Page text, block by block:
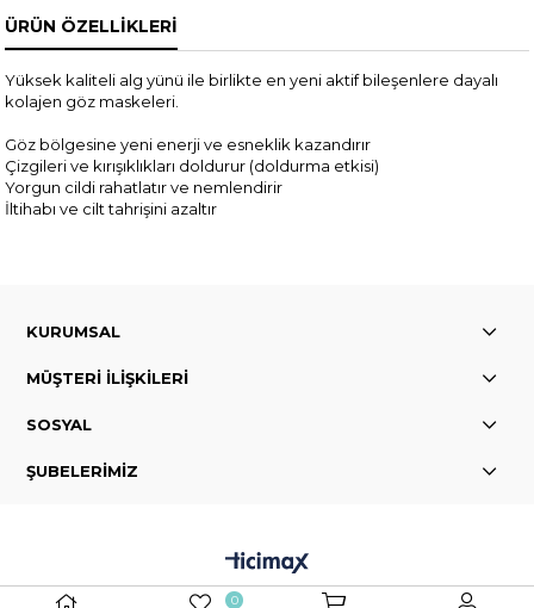
ÜRÜN ÖZELLIKLERI
Yüksek kaliteli alg yünü ile birlikte en yeni aktif bileşenlere dayalı
kolajen göz maskeleri.
Göz bölgesine yeni enerji ve esneklik kazandırır
Çizgileri ve kırışıklıkları doldurur (doldurma etkisi)
Yorgun cildi rahatlatır ve nemlendirir
İltihabı ve cilt tahrişini azaltır
KURUMSAL
MÜŞTERİ İLİŞKİLERİ
SOSYAL
ŞUBELERİMİZ
0